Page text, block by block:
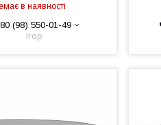
в наявності
(98) 550-01-49
Ігор